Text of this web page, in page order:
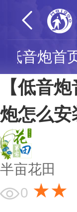
低音炮首
【低音
炮怎么安
半亩花田
0 ★★